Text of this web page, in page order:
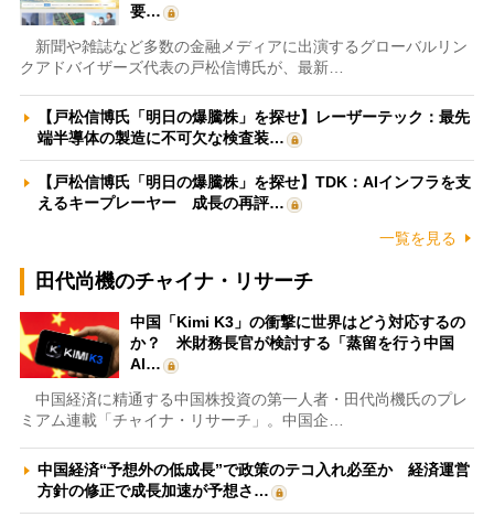
要…
新聞や雑誌など多数の金融メディアに出演するグローバルリン
クアドバイザーズ代表の戸松信博氏が、最新…
【戸松信博氏「明日の爆騰株」を探せ】レーザーテック：最先
端半導体の製造に不可欠な検査装…
【戸松信博氏「明日の爆騰株」を探せ】TDK：AIインフラを支
えるキープレーヤー 成長の再評…
一覧を見る
田代尚機のチャイナ・リサーチ
中国「Kimi K3」の衝撃に世界はどう対応するの
か？ 米財務長官が検討する「蒸留を行う中国
AI…
中国経済に精通する中国株投資の第一人者・田代尚機氏のプレ
ミアム連載「チャイナ・リサーチ」。中国企…
中国経済“予想外の低成長”で政策のテコ入れ必至か 経済運営
方針の修正で成長加速が予想さ…